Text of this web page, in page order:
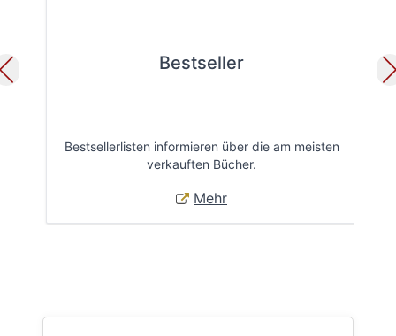
Bestseller
Bestsellerlisten informieren über die am meisten
verkauften Bücher.
Mehr